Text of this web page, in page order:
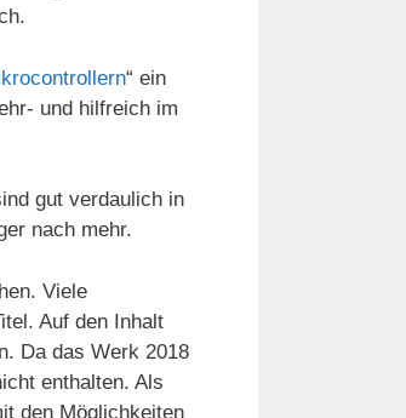
“ ein
und hilfreich im
gut verdaulich in
nach mehr.
Viele
Auf den Inhalt
Da das Werk 2018
enthalten. Als
den Möglichkeiten